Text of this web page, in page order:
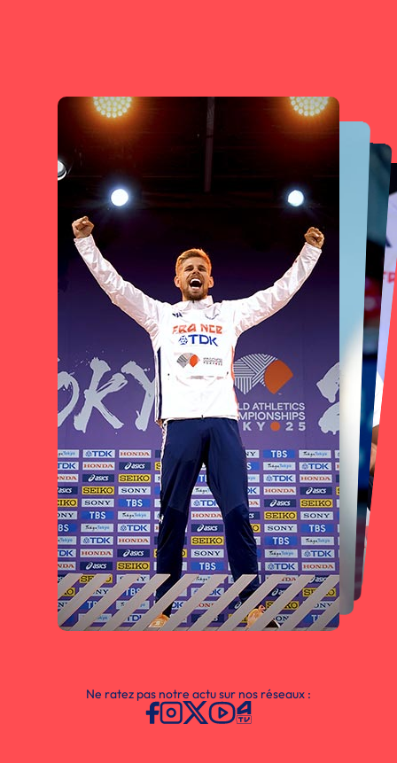
Ne ratez pas notre actu sur nos réseaux :